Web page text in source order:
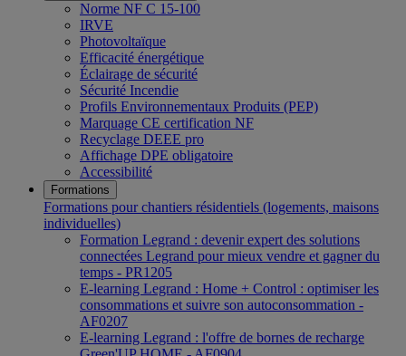
Norme NF C 15-100
IRVE
Photovoltaïque
Efficacité énergétique
Éclairage de sécurité
Sécurité Incendie
Profils Environnementaux Produits (PEP)
Marquage CE certification NF
Recyclage DEEE pro
Affichage DPE obligatoire
Accessibilité
Formations
Formations pour chantiers résidentiels (logements, maisons
individuelles)
Formation Legrand : devenir expert des solutions
connectées Legrand pour mieux vendre et gagner du
temps - PR1205
E-learning Legrand : Home + Control : optimiser les
consommations et suivre son autoconsommation -
AF0207
E-learning Legrand : l'offre de bornes de recharge